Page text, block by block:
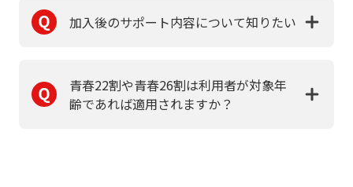
加入後のサポート内容について知りたい
青春22割や青春26割は利用者が対象年
齢であれば適用されますか？